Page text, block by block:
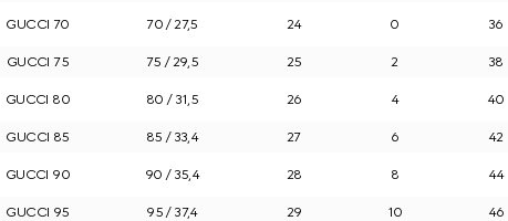
GUCCI 70 70 / 27,5 24 0 36
GUCCI 75 75 / 29,5 25 2 38
GUCCI 80 80 / 31,5 26 4 40
GUCCI 85 85 / 33,4 27 6 42
GUCCI 90 90 / 35,4 28 8 44
GUCCI 95 95 / 37,4 29 10 46